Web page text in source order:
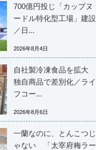
700億円投じ「カップヌ
ードル特化型工場」建設
／日...
2026年8月4日
自社製冷凍食品を拡大
独自商品で差別化／ライ
フコー...
2026年8月6日
一蘭なのに、とんこつじ
ゃない 「太宰府梅ラー